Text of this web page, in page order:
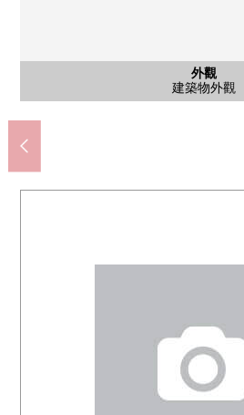
外觀
建築物外觀
客廳
客廳
客廳
客廳
客廳
客廳
和式房間
和式房間
其他內省
家電梯
廚房
組合廚房
室內
餐廳空間
陽台
陽台(水流按摩浴
西式房間
作為"主臥室"的使用
西式房間
作為"主臥室"的使用
西式房間
作為"兒童起居室"可
西式房間
作為"兒童起居室"可
門口
入口
收納
鞋衣帽寄存處
其他
入口
門口
門口
洗臉
洗臉
公共汽車
浴室
廁所
廁所
千裡中央站(北大阪快車電力鐵
步行18分鐘
千裡中央站(大阪單軌電車
步行20分鐘
少路站(大阪單軌電車線
步行20分鐘
SENRITO讀賣(約
步行17分鐘
超市丸谷東豐中商店(
步行10分鐘
Coop東豐中(約
步行11分鐘
業務超市少路商店(約
步行18分鐘
豐中市立東豐中小學(
步行9分鐘
豐中市立第11中學(約
步行18分鐘